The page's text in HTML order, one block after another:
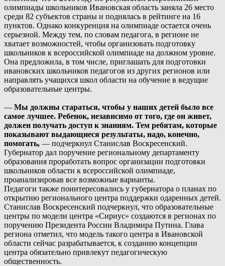
олимпиады школьников Ивановская область заняла 26 место
среди 82 субъектов страны и поднялась в рейтинге на 16
пунктов. Однако конкуренция на олимпиаде остается очень
серьезной. Между тем, по словам педагога, в регионе не
хватает возможностей, чтобы организовать подготовку
школьников к всероссийской олимпиаде на должном уровне.
Она предложила, в том числе, приглашать для подготовки
ивановских школьников педагогов из других регионов или
направлять учащихся школ области на обучение в ведущие
образовательные центры.
— Мы должны стараться, чтобы у наших детей было все
самое лучшее. Ребенок, независимо от того, где он живет,
должен получать доступ к знаниям. Тем ребятам, которые
показывают выдающиеся результаты, надо, конечно,
помогать, — подчеркнул Станислав Воскресенский.
Губернатор дал поручение региональному департаменту
образования проработать вопрос организации подготовки
школьников области к всероссийской олимпиаде,
проанализировав все возможные варианты.
Педагоги также поинтересовались у губернатора о планах по
открытию регионального центра поддержки одаренных детей.
Станислав Воскресенский подчеркнул, что образовательные
центры по модели центра «Сириус» создаются в регионах по
поручению Президента России Владимира Путина. Глава
региона отметил, что модель такого центра в Ивановской
области сейчас разрабатывается, к созданию концепции
центра обязательно привлекут педагогическую
общественность.